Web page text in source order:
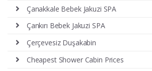
Çanakkale Bebek Jakuzi SPA
Çankırı Bebek Jakuzi SPA
Çerçevesiz Duşakabin
Cheapest Shower Cabin Prices